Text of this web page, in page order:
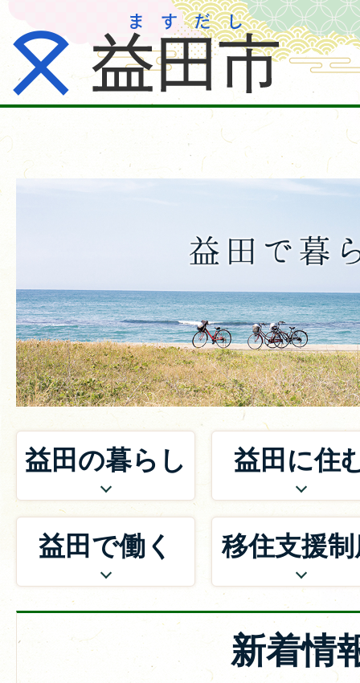
移
住
益田の暮らし 益田に住
益田で働く 移住支援
新着情